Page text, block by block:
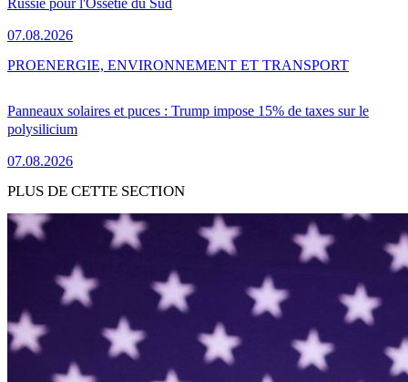
07.08.2026
Panneaux solaires et puces : Trump impose 15% de taxes sur le
polysilicium
07.08.2026
PROENERGIE, ENVIRONNEMENT ET TRANSPORT
PLUS DE CETTE SECTION